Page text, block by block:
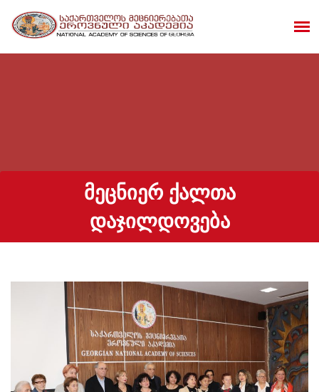
ᲛᲔᲪᲜᲘᲔᲠ ᲥᲐᲚᲗᲐ
ᲓᲐᲯᲘᲚᲓᲝᲕᲔᲑᲐ